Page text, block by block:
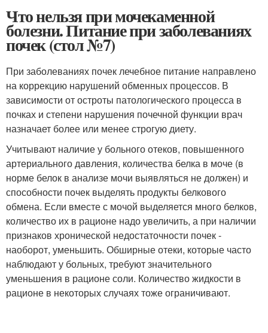
Что нельзя при мочекаменной
болезни. Питание при заболеваниях
почек (стол №7)
При заболеваниях почек лечебное питание направлено
на коррекцию нарушений обменных процессов. В
зависимости от остроты патологического процесса в
почках и степени нарушения почечной функции врач
назначает более или менее строгую диету.
Учитывают наличие у больного отеков, повышенного
артериального давления, количества белка в моче (в
норме белок в анализе мочи выявляться не должен) и
способности почек выделять продукты белкового
обмена. Если вместе с мочой выделяется много белков,
количество их в рационе надо увеличить, а при наличии
признаков хронической недостаточности почек -
наоборот, уменьшить. Обширные отеки, которые часто
наблюдают у больных, требуют значительного
уменьшения в рационе соли. Количество жидкости в
рационе в некоторых случаях тоже ограничивают.